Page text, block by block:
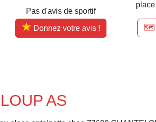
Pas d'avis de sportif
Donnez votre avis ! 🗺️
AS